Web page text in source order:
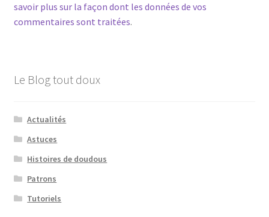
savoir plus sur la façon dont les données de vos
commentaires sont traitées.
Le Blog tout doux
Actualités
Astuces
Histoires de doudous
Patrons
Tutoriels